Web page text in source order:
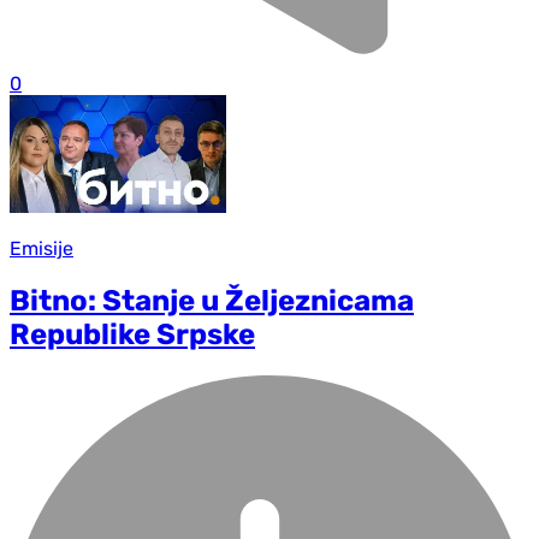
0
Emisije
Bitno: Stanje u Željeznicama
Republike Srpske